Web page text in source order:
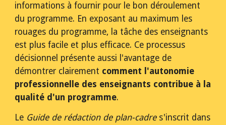
informations à fournir pour le bon déroulement
du programme. En exposant au maximum les
rouages du programme, la tâche des enseignants
est plus facile et plus efficace. Ce processus
décisionnel présente aussi l'avantage de
démontrer clairement comment l'autonomie
professionnelle des enseignants contribue à la
qualité d'un programme.
Le Guide de rédaction de plan-cadre s'inscrit dans